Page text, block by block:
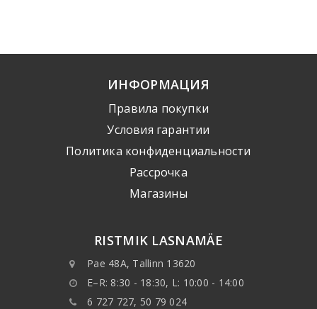
ИНФОРМАЦИЯ
Правила покупки
Условия гарантии
Политика конфиденциальности
Рассрочка
Mагазины
RISTMIK LASNAMÄE
Pae 48A, Tallinn 13620
E–R: 8:30 - 18:30, L: 10:00 - 14:00
6 727 727, 50 79 024